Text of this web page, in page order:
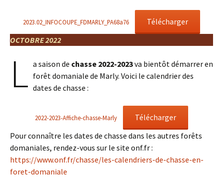
2023.02_INFOCOUPE_FDMARLY_PA68a76
Télécharger
OCTOBRE 2022
L a saison de chasse 2022-2023va bientôt démarrer en
forêt domaniale de Marly. Voici le calendrier des
dates de chasse :
2022-2023-Affiche-chasse-Marly
Télécharger
Pour connaître les dates de chasse dans les autres forêts
domaniales, rendez-vous sur le site onf.fr :
https://www.onf.fr/chasse/les-calendriers-de-chasse-en-
foret-domaniale